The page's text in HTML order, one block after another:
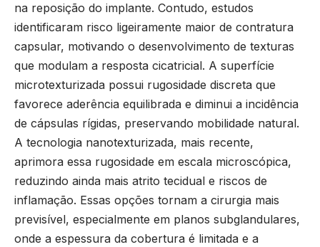
na reposição do implante. Contudo, estudos
identificaram risco ligeiramente maior de contratura
capsular, motivando o desenvolvimento de texturas
que modulam a resposta cicatricial. A superfície
microtexturizada possui rugosidade discreta que
favorece aderência equilibrada e diminui a incidência
de cápsulas rígidas, preservando mobilidade natural.
A tecnologia nanotexturizada, mais recente,
aprimora essa rugosidade em escala microscópica,
reduzindo ainda mais atrito tecidual e riscos de
inflamação. Essas opções tornam a cirurgia mais
previsível, especialmente em planos subglandulares,
onde a espessura da cobertura é limitada e a